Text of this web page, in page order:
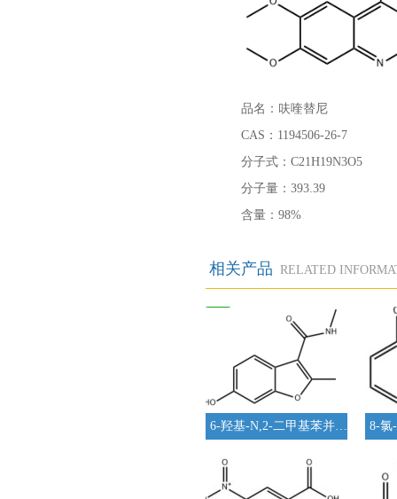
品名：呋喹替尼
CAS：1194506-26-7
分子式：C21H19N3O5
分子量：393.39
含量：98%
相关产品 RELATED
6-羟基-N,2-二甲基苯并呋喃-3-甲酰胺 8-氯